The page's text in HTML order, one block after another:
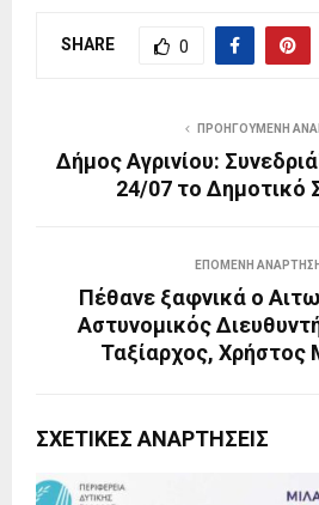
SHARE 0
ΠΡΟΗΓΟΎΜΕΝΗ
Δήμος Αγρινίου:
24/07 το Δημοτικό
ΕΠΌΜΕΝΗ ΑΝΆΡΤΗΣΗ
Πέθανε ξαφνικά ο
Αστυνομικός
Ταξίαρχος,
ΣΧΕΤΙΚΈΣ ΑΝΑΡΤΉΣΕΙΣ